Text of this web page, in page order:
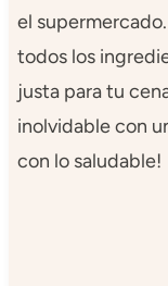
el
todos los
justa para tu
inolvidable con
con lo saludable!